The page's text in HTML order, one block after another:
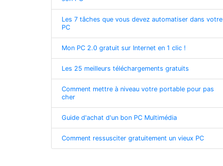
Les 7 tâches que vous devez automatiser dans votre
PC
Mon PC 2.0 gratuit sur Internet en 1 clic !
Les 25 meilleurs téléchargements gratuits
Comment mettre à niveau votre portable pour pas
cher
Guide d'achat d'un bon PC Multimédia
Comment ressusciter gratuitement un vieux PC